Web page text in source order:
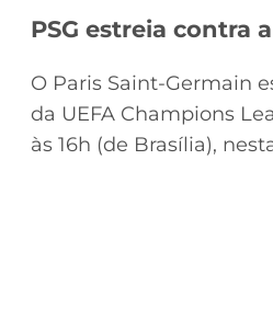
PSG estreia contra
O Paris Saint-Germain
da UEFA Champions
às 16h (de Brasília),